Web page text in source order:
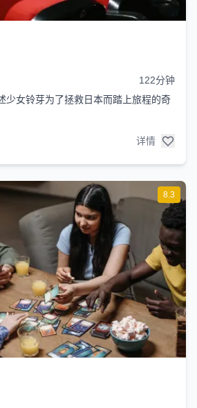
122分钟
少女铃芽为了拯救日本而踏上旅程的奇
详情
8.3